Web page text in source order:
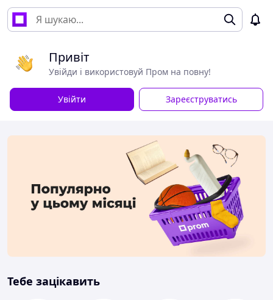
Привіт
Увійди і використовуй Пром на повну!
Увійти Зареєструватись
Тебе зацікавить